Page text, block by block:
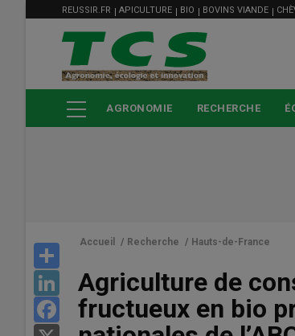
contenu
MENU
FILIÈRE
REUSSIR.FR APICULTURE BIO BOVINS VIANDE
AGRONOMIE RECHERCHE
LinkedIn
Facebook
Accueil / Recherche / Hauts-de-France
Agriculture de
fructueux en bio